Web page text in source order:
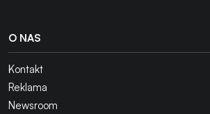
O NAS
Kontakt
Reklama
Newsroom